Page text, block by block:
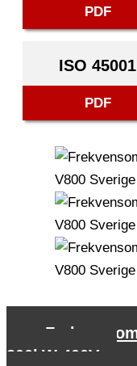
PDF
ISO 45001
PDF
200kW 400V